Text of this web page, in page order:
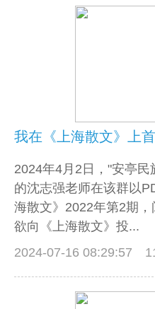
2024年4月2日，"安亭
的沈志强老师在该群以
海散文》2022年第2期
欲向《上海散文》投...
2024-07-16 08:29:57